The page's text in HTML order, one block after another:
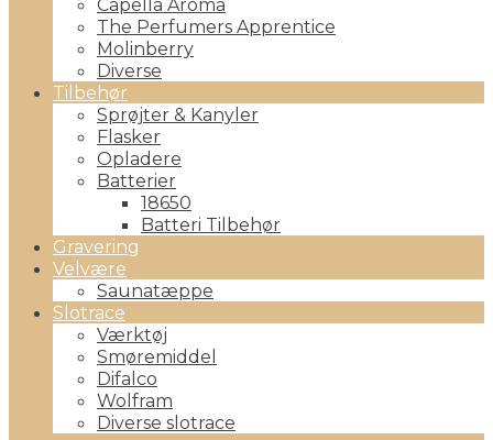
Capella Aroma
The Perfumers Apprentice
Molinberry
Diverse
Tilbehør
Sprøjter & Kanyler
Flasker
Opladere
Batterier
18650
Batteri Tilbehør
Gravering
Velvære
Saunatæppe
Slotrace
Værktøj
Smøremiddel
Difalco
Wolfram
Diverse slotrace